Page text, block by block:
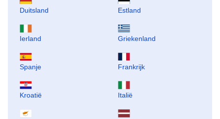
Duitsland Estland
Ierland Griekenland
Spanje Frankrijk
Kroatië Italië